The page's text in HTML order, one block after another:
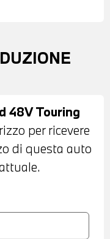
CON
E
E
SENSORI DI
POSTERIORI -
- COMFORT
IN STOFFA
-
PELLE CON
- CRUISE
48V Touring
per ricevere
di questa auto